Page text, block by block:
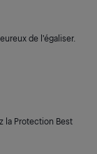
de l’égaliser.
la Protection Best